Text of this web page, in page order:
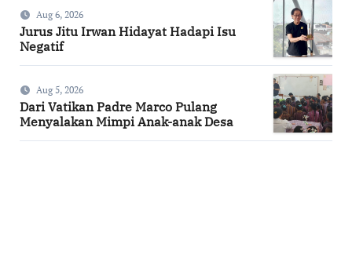
Aug 6, 2026
Jurus Jitu Irwan Hidayat Hadapi Isu
Negatif
Aug 5, 2026
Dari Vatikan Padre Marco Pulang
Menyalakan Mimpi Anak-anak Desa